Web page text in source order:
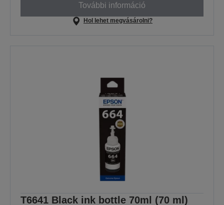
További információ
Hol lehet megvásárolni?
T6641 Black ink bottle 70ml (70 ml)